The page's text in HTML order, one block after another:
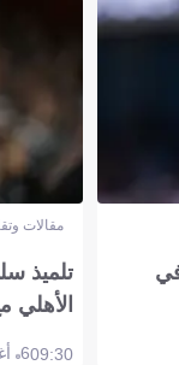
مقالات
تلميذ
09:306 أغسطس 2026